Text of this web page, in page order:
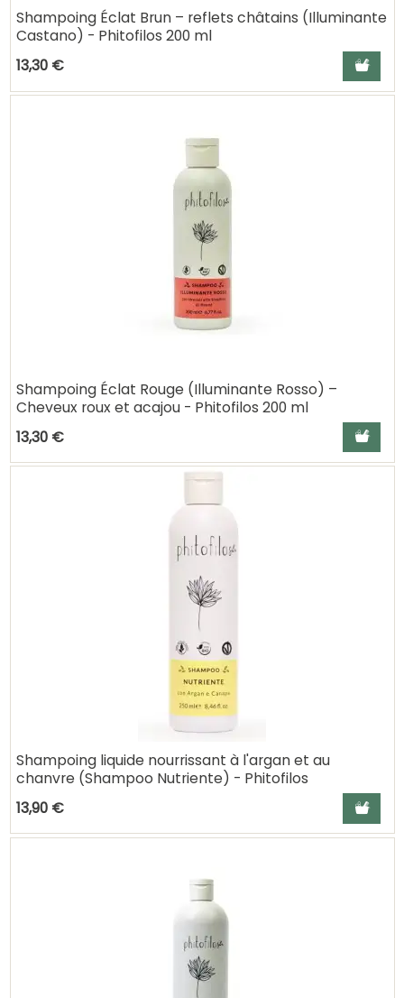
Shampoing Éclat Brun – reflets châtains (Illuminante
Castano) - Phitofilos 200 ml
13,30 €
Ajouter
Shampoing Éclat Rouge (Illuminante Rosso) –
Cheveux roux et acajou - Phitofilos 200 ml
13,30 €
Ajouter
Shampoing liquide nourrissant à l'argan et au
chanvre (Shampoo Nutriente) - Phitofilos
13,90 €
Ajouter